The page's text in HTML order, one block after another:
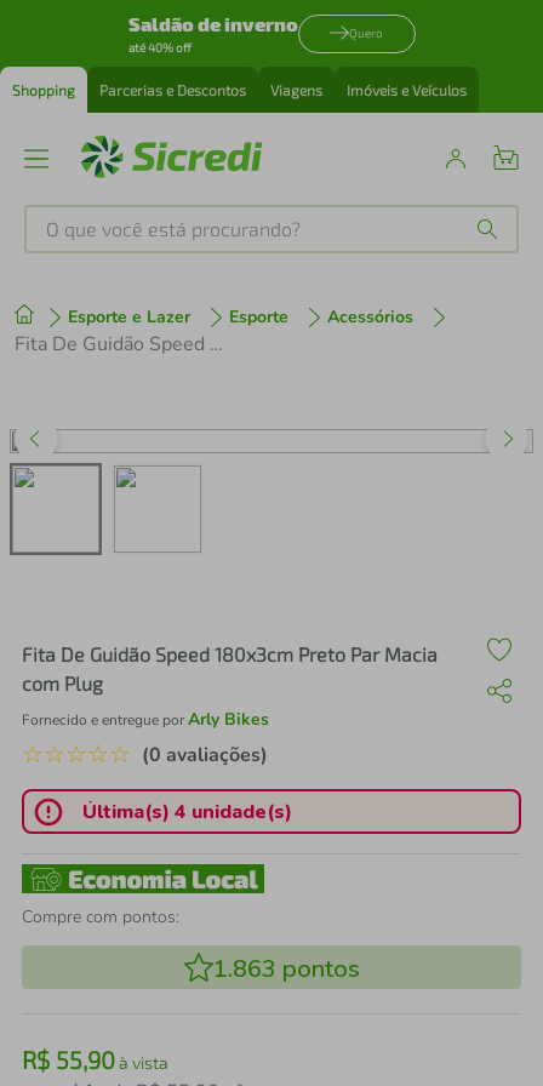
Saldão de inverno
até 40% off
Quero
Shopping Parcerias e Descontos Viagens Imóveis e Veículos
O que você está procurando?
Esporte e Lazer Esporte Acessórios
Fita De Guidão Speed 180x3cm Preto Par Macia com Plug
Fita De Guidão Speed 180x3cm Preto Par Macia
com Plug
Fornecido e entregue porArly Bikes
☆☆☆☆☆ (0 avaliações)
Última(s) 4 unidade(s)
Compre com pontos:
1.863 pontos
R$ 55,90à vista
1º tenis
perfume